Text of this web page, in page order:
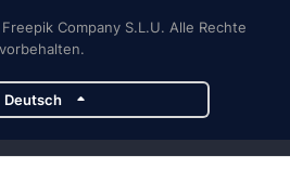
Company S.L.U. Alle Rechte
vorbehalten.
Deutsch